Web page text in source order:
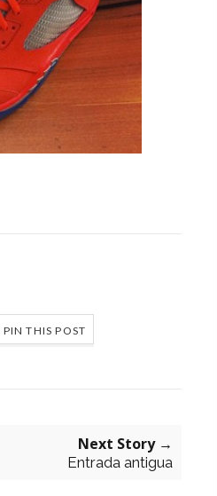
PIN THIS POST
Next Story →
Entrada antigua